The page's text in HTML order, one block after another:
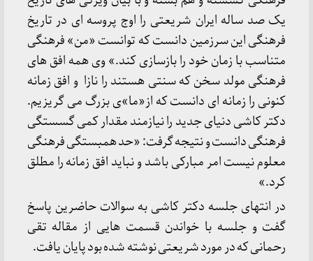
یک صد ساله ایران شریعتی را اوج پروسه ای در تاریخ
فرهنگی این سرزمین دانست که توانست «من» فرهنگی
متناسب با زمان خود را بازسازی کند.» وی همه افق های
فرهنگی مولد سخن که سنتی هستند را نازا و افق زمانه
کنونی را زمانه ای دانست که از«ما»ی بزرگ می گریزیم.
دکتر کاشی دنیای جدید را نیازمند مقدار کمی گسستگی
فرهنگی دانست و نتیجه گرفت: «حد همبستگی فرهنگی
معلوم نیست امر مبارکی باشد و نباید افق زمانه را مطلق
کرد.»
در انتهای جلسه دکتر کاشی به سوالات حاضرین پاسخ
گفت و جلسه با خواندن قسمت هایی از مقاله تقی
رحمانی که در مورد شریعتی نوشته شده بود پایان یافت.